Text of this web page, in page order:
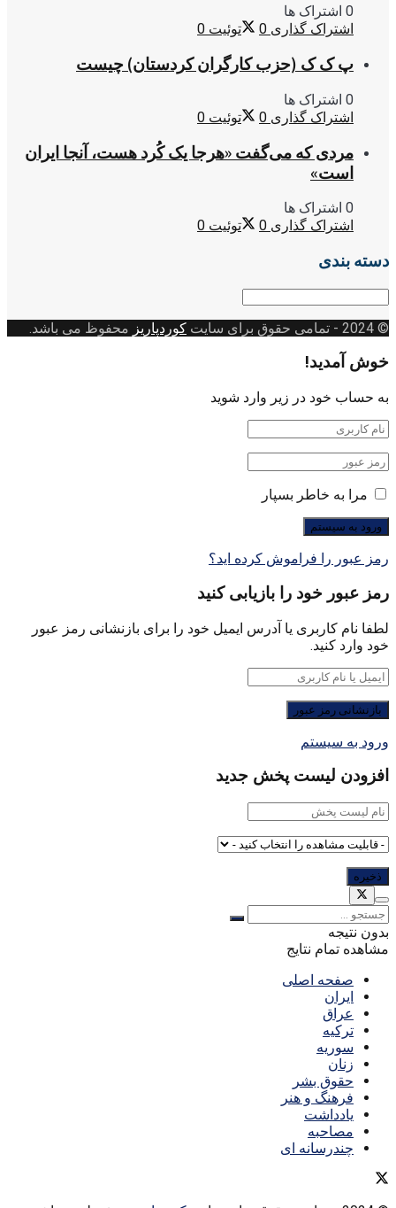
0 اشتراک ها
اشتراک گذاری 0 توئیت 0
پ ک ک (حزب کارگران کردستان) چیست
0 اشتراک ها
اشتراک گذاری 0 توئیت 0
مردی که می‌گفت «هرجا یک کُرد هست، آنجا ایران
است»
0 اشتراک ها
اشتراک گذاری 0 توئیت 0
دسته بندی
دسته
© 2024
- تمامی حقوق برای سایت کوردپاریز محفوظ می باشد.
خوش آمدید!
به حساب خود در زیر وارد شوید
مرا به خاطر بسپار
رمز عبور را فراموش کرده اید؟
رمز عبور خود را بازیابی کنید
لطفا نام کاربری یا آدرس ایمیل خود را برای بازنشانی رمز عبور
خود وارد کنید.
ورود به سیستم
افزودن لیست پخش جدید
بدون نتیجه
مشاهده تمام نتایج
صفحه اصلی
ایران
عراق
ترکیه
سوریه
زنان
حقوق بشر
فرهنگ و هنر
یادداشت
مصاحبه
چندرسانه ای